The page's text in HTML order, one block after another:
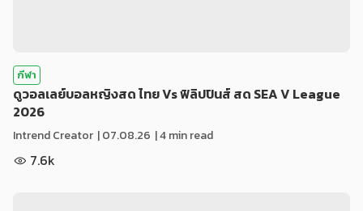
กีฬา
ดูวอลเลย์บอลหญิงสด ไทย Vs ฟิลิปปินส์ สด SEA V League
2026
Intrend Creator |07.08.26 | 4 min read
7.6k